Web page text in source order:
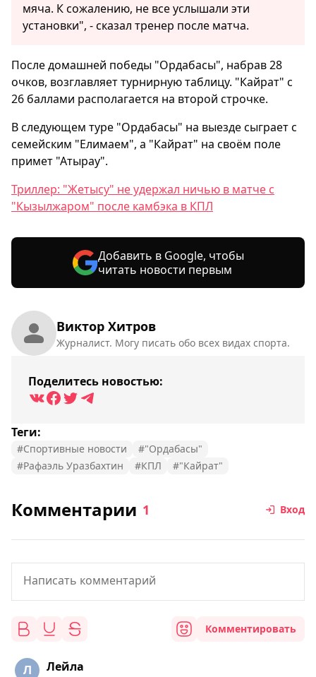
Виктор Хитров
Журналист. Могу писать обо всех видах спорта.
Поделитесь новостью:
Теги:
#Спортивные новости
#"Ордабасы"
#Рафаэль Уразбахтин
#КПЛ #"Кайрат"
мяча. К сожалению, не все услышали эти
установки", - сказал тренер после матча.
После домашней победы "Ордабасы", набрав 28
очков, возглавляет турнирную таблицу. "Кайрат" с
26 баллами располагается на второй строчке.
В следующем туре "Ордабасы" на выезде сыграет с
семейским "Елимаем", а "Кайрат" на своём поле
примет "Атырау".
Триллер: "Жетысу" не удержал ничью в матче с
"Кызылжаром" после камбэка в КПЛ
Добавить в Google, чтобы
читать новости первым
Комментарии 1 Вход
Комментировать
Лейла